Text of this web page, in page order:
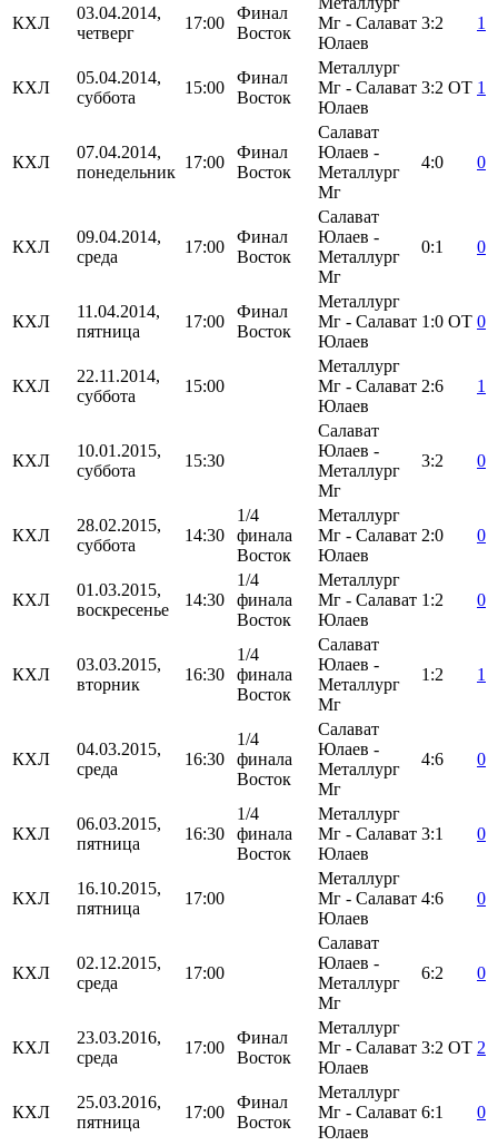
КХЛ
03.04.2014,
четверг
17:00
Финал
Восток
Мг - Салават
Юлаев
3:2 1
КХЛ
05.04.2014,
суббота
15:00
Финал
Восток
Металлург
Мг - Салават
Юлаев
3:2 ОТ 1
КХЛ
07.04.2014,
понедельник
17:00
Финал
Восток
Салават
Юлаев -
Металлург
Мг
4:0 0
КХЛ
09.04.2014,
среда
17:00
Финал
Восток
Салават
Юлаев -
Металлург
Мг
0:1 0
КХЛ
11.04.2014,
пятница
17:00
Финал
Восток
Металлург
Мг - Салават
Юлаев
1:0 ОТ 0
КХЛ
22.11.2014,
суббота
15:00
Металлург
Мг - Салават
Юлаев
2:6 1
КХЛ
10.01.2015,
суббота
15:30
Салават
Юлаев -
Металлург
Мг
3:2 0
КХЛ
28.02.2015,
суббота
14:30
1/4
финала
Восток
Металлург
Мг - Салават
Юлаев
2:0 0
КХЛ
01.03.2015,
воскресенье
14:30
1/4
финала
Восток
Металлург
Мг - Салават
Юлаев
1:2 0
КХЛ
03.03.2015,
вторник
16:30
1/4
финала
Восток
Салават
Юлаев -
Металлург
Мг
1:2 1
КХЛ
04.03.2015,
среда
16:30
1/4
финала
Восток
Салават
Юлаев -
Металлург
Мг
4:6 0
КХЛ
06.03.2015,
пятница
16:30
1/4
финала
Восток
Металлург
Мг - Салават
Юлаев
3:1 0
КХЛ
16.10.2015,
пятница
17:00
Металлург
Мг - Салават
Юлаев
4:6 0
КХЛ
02.12.2015,
среда
17:00
Салават
Юлаев -
Металлург
Мг
6:2 0
КХЛ
23.03.2016,
среда
17:00
Финал
Восток
Металлург
Мг - Салават
Юлаев
3:2 ОТ 2
КХЛ
25.03.2016,
пятница
17:00
Финал
Восток
Металлург
Мг - Салават
Юлаев
6:1 0